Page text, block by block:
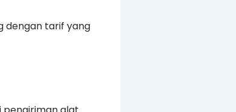
dengan tarif yang